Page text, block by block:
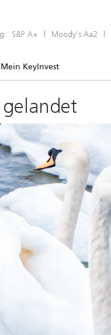
S&P A+ | Moody’s Aa2 |
Mein KeyInvest